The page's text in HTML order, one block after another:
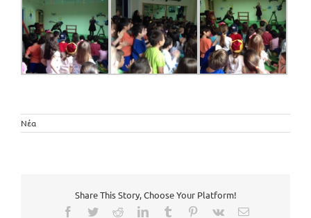
Νέα
Share This Story, Choose Your Platform!
Facebook
TwitterRedditLinkedInTumblr Pinterest
Vk Email